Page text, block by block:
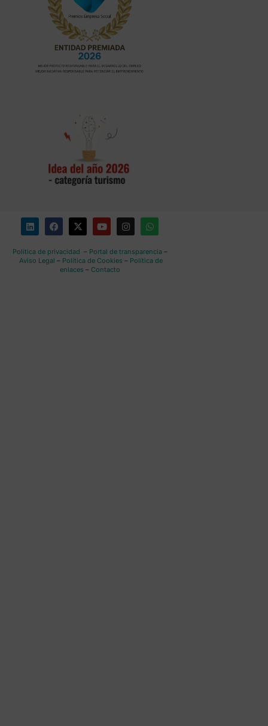
Política de privacidad – Portal de transparencia–
Aviso Legal – Política de Cookies – Política de
enlaces – Contacto